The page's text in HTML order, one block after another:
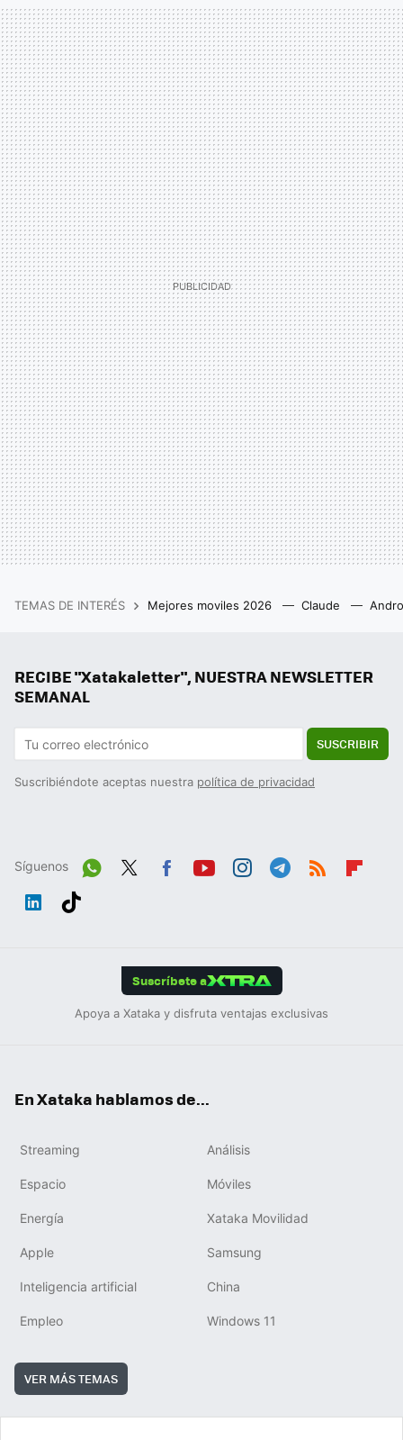
TEMAS DE INTERÉS Mejores moviles 2026 Claude
RECIBE "Xatakaletter", NUESTRA NEWSLETTER
SEMANAL
SUSCRIBIR
Suscribiéndote aceptas nuestra política de privacidad
Síguenos
Wh
Suscríbete a
Apoya a Xataka y disfruta ventajas exclusivas
En Xataka hablamos de...
Streaming Análisis
Espacio Móviles
Energía Xataka Movilidad
Apple Samsung
Inteligencia artificial China
Empleo Windows 11
VER MÁS TEMAS